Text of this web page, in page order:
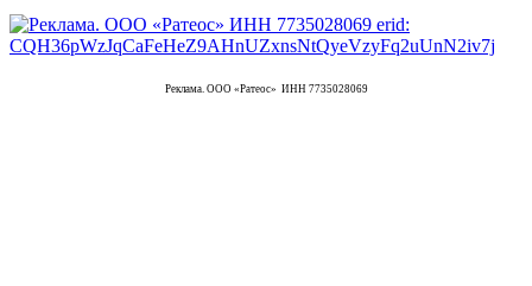
Реклама. ООО «Ратеос» ИНН 7735028069